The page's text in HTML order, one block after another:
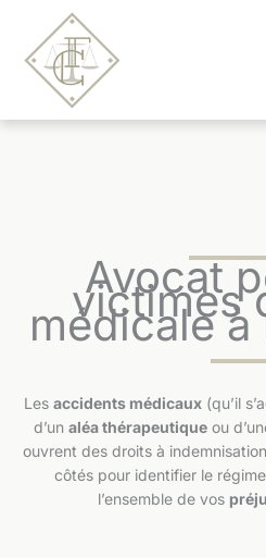
contenu
Avocat
victimes
médicale à
Les accidents médicaux(qu’il
d’un aléa thérapeutiqueou
ouvrent des droits à
côtés pour identifier le
l’ensemble de vos